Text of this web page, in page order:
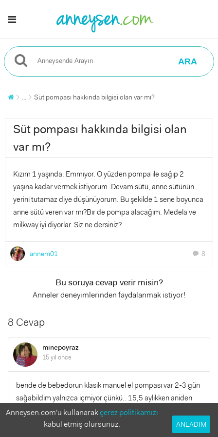
ARA
... Süt pompası hakkında bilgisi olan var mı?
Süt pompası hakkında bilgisi olan
var mı?
Kızım 1 yaşında. Emmiyor. O yüzden pompa ile sağıp 2
yaşına kadar vermek istiyorum. Devam sütü, anne sütünün
yerini tutamaz diye düşünüyorum. Bu şekilde 1 sene boyunca
anne sütü veren var mı?Bir de pompa alacağım. Medela ve
milkway iyi diyorlar. Siz ne dersiniz?
annem01 chat 8
Bu soruya cevap verir misin?
Anneler deneyimlerinden faydalanmak istiyor!
8 Cevap
minepoyraz
15 yıl önce
bende de bebedorun klasik manuel el pompası var 2-3 gün
sağabildim yalnızca içmiyor çünkü.. 15,5 aylıkken aniden
bıraktı.. keçi inek annesütü hiçbirini almıyor :((
Anneysen.com'u kullanarakçerez politikamızı
kabul etmiş olursunuz.
ANLADIM